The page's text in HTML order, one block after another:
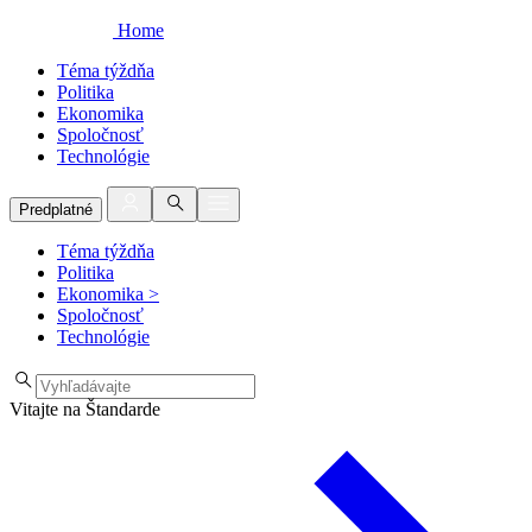
Home
Téma týždňa
Politika
Ekonomika
Spoločnosť
Technológie
Predplatné
Téma týždňa
Politika
Ekonomika >
Spoločnosť
Technológie
Vitajte na Štandarde